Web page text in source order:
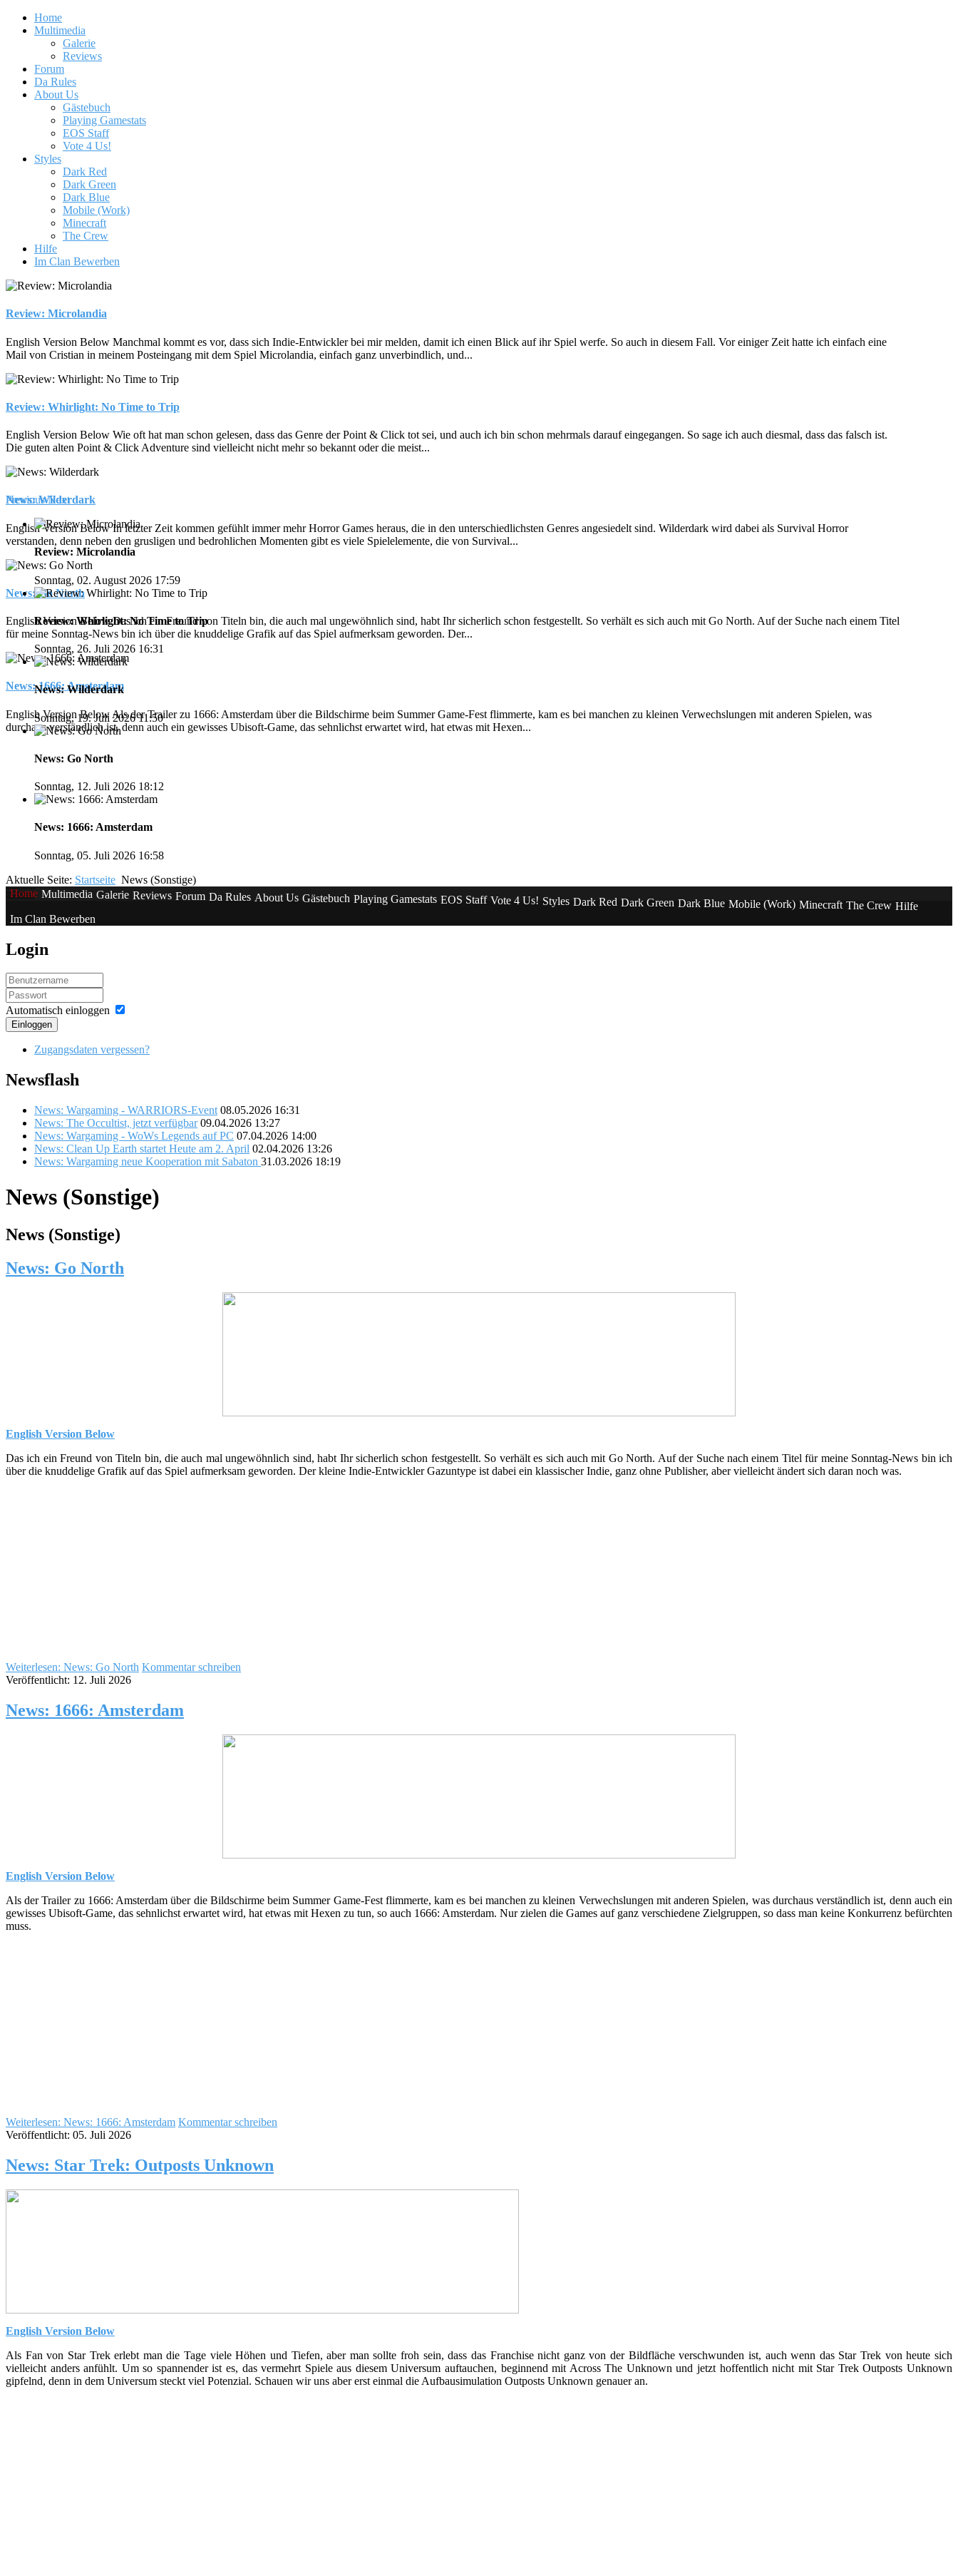
Home
Multimedia
Galerie
Reviews
Forum
Da Rules
About Us
Gästebuch
Playing Gamestats
EOS Staff
Vote 4 Us!
Styles
Dark Red
Dark Green
Dark Blue
Mobile (Work)
Minecraft
The Crew
Hilfe
Im Clan Bewerben
Review: Microlandia
English Version Below Manchmal kommt es vor, dass sich Indie-Entwickler bei mir melden, damit ich einen Blick auf ihr Spiel werfe. So auch in diesem Fall. Vor einiger Zeit hatte ich einfach eine
Mail von Cristian in meinem Posteingang mit dem Spiel Microlandia, einfach ganz unverbindlich, und...
Review: Whirlight: No Time to Trip
English Version Below Wie oft hat man schon gelesen, dass das Genre der Point & Click tot sei,­ und auch ich bin schon mehrmals darauf eingegangen. So sage ich auch diesmal, dass das falsch ist.
Die guten alten Point & Click Adventure sind vielleicht nicht mehr so bekannt oder die meist...
News: Wilderdark
English Version Below In letzter Zeit kommen gefühlt immer mehr Horror Games heraus, die in den unterschiedlichsten Genres angesiedelt sind. Wilderdark wird dabei als Survival Horror
verstanden, denn neben den grusligen und bedrohlichen Momenten gibt es viele Spielelemente, die von Survival...
News: Go North
English Version Below Das ich ein Freund von Titeln bin, die auch mal ungewöhnlich sind, habt Ihr sicherlich schon festgestellt. So verhält es sich auch mit Go North. Auf der Suche nach einem Titel
für meine Sonntag-News bin ich über die knuddelige Grafik auf das Spiel aufmerksam geworden. Der...
News: 1666: Amsterdam
English Version Below Als der Trailer zu 1666: Amsterdam über die Bildschirme beim Summer Game-Fest flimmerte, kam es bei manchen zu kleinen Verwechslungen mit anderen Spielen, was
durchaus verständlich ist, denn auch ein gewisses Ubisoft-Game, das sehnlichst erwartet wird, hat etwas mit Hexen...
Previous Next
Review: Microlandia
Sonntag, 02. August 2026 17:59
Review: Whirlight: No Time to Trip
Sonntag, 26. Juli 2026 16:31
News: Wilderdark
Sonntag, 19. Juli 2026 11:50
News: Go North
Sonntag, 12. Juli 2026 18:12
News: 1666: Amsterdam
Sonntag, 05. Juli 2026 16:58
Aktuelle Seite: Startseite News (Sonstige)
Home Multimedia Galerie Reviews Forum Da Rules About Us Gästebuch Playing Gamestats EOS Staff Vote 4 Us! Styles Dark Red Dark Green Dark Blue Mobile (Work) Minecraft The Crew Hilfe
Im Clan Bewerben
Login
Automatisch einloggen
Einloggen
Zugangsdaten vergessen?
Newsflash
News: Wargaming - WARRIORS-Event 08.05.2026 16:31
News: The Occultist, jetzt verfügbar 09.04.2026 13:27
News: Wargaming - WoWs Legends auf PC 07.04.2026 14:00
News: Clean Up Earth startet Heute am 2. April 02.04.2026 13:26
News: Wargaming neue Kooperation mit Sabaton 31.03.2026 18:19
News (Sonstige)
News (Sonstige)
News: Go North
English Version Below
Das ich ein Freund von Titeln bin, die auch mal ungewöhnlich sind, habt Ihr sicherlich schon festgestellt. So verhält es sich auch mit Go North. Auf der Suche nach einem Titel für meine Sonntag-News bin ich
über die knuddelige Grafik auf das Spiel aufmerksam geworden. Der kleine Indie-Entwickler Gazuntype ist dabei ein klassischer Indie, ganz ohne Publisher, aber vielleicht ändert sich daran noch was.
Weiterlesen: News: Go North Kommentar schreiben
Veröffentlicht: 12. Juli 2026
News: 1666: Amsterdam
English Version Below
Als der Trailer zu 1666: Amsterdam über die Bildschirme beim Summer Game-Fest flimmerte, kam es bei manchen zu kleinen Verwechslungen mit anderen Spielen, was durchaus verständlich ist, denn auch ein
gewisses Ubisoft-Game, das sehnlichst erwartet wird, hat etwas mit Hexen zu tun, so auch 1666: Amsterdam. Nur zielen die Games auf ganz verschiedene Zielgruppen, so dass man keine Konkurrenz befürchten
muss.
Weiterlesen: News: 1666: Amsterdam Kommentar schreiben
Veröffentlicht: 05. Juli 2026
News: Star Trek: Outposts Unknown
English Version Below
Als Fan von Star Trek erlebt man die Tage viele Höhen und Tiefen, aber man sollte froh sein, dass das Franchise nicht ganz von der Bildfläche verschwunden ist, auch wenn das Star Trek von heute sich
vielleicht anders anfühlt. Um so spannender ist es, das vermehrt Spiele aus diesem Universum auftauchen, beginnend mit Across The Unknown und jetzt hoffentlich nicht mit Star Trek Outposts Unknown
gipfelnd, denn in dem Universum steckt viel Potenzial. Schauen wir uns aber erst einmal die Aufbausimulation Outposts Unknown genauer an.